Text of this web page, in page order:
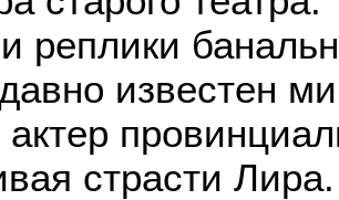
реплики
известен
страсти Лира.